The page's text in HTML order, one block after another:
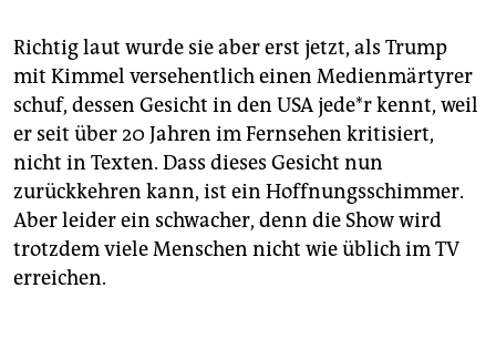
Richtig laut wurde sie aber erst jetzt, als Trump
mit Kimmel versehentlich einen Medien­märtyrer
schuf, dessen Gesicht in den USA je­de*r kennt, weil
er seit über 20 Jahren im Fernsehen kritisiert,
nicht in Texten. Dass dieses Gesicht nun
zurückkehren kann, ist ein Hoffnungsschimmer.
Aber leider ein schwacher, denn die Show wird
trotzdem viele Menschen nicht wie üblich im TV
erreichen.